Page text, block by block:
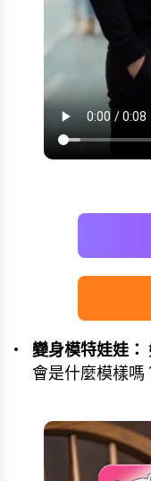
變身模特娃娃：
會是什麼模樣嗎